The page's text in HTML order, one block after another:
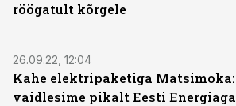
röögatult kõrgele
26.09.22, 12:04
Kahe elektripaketiga Matsimoka:
vaidlesime pikalt Eesti Energiaga